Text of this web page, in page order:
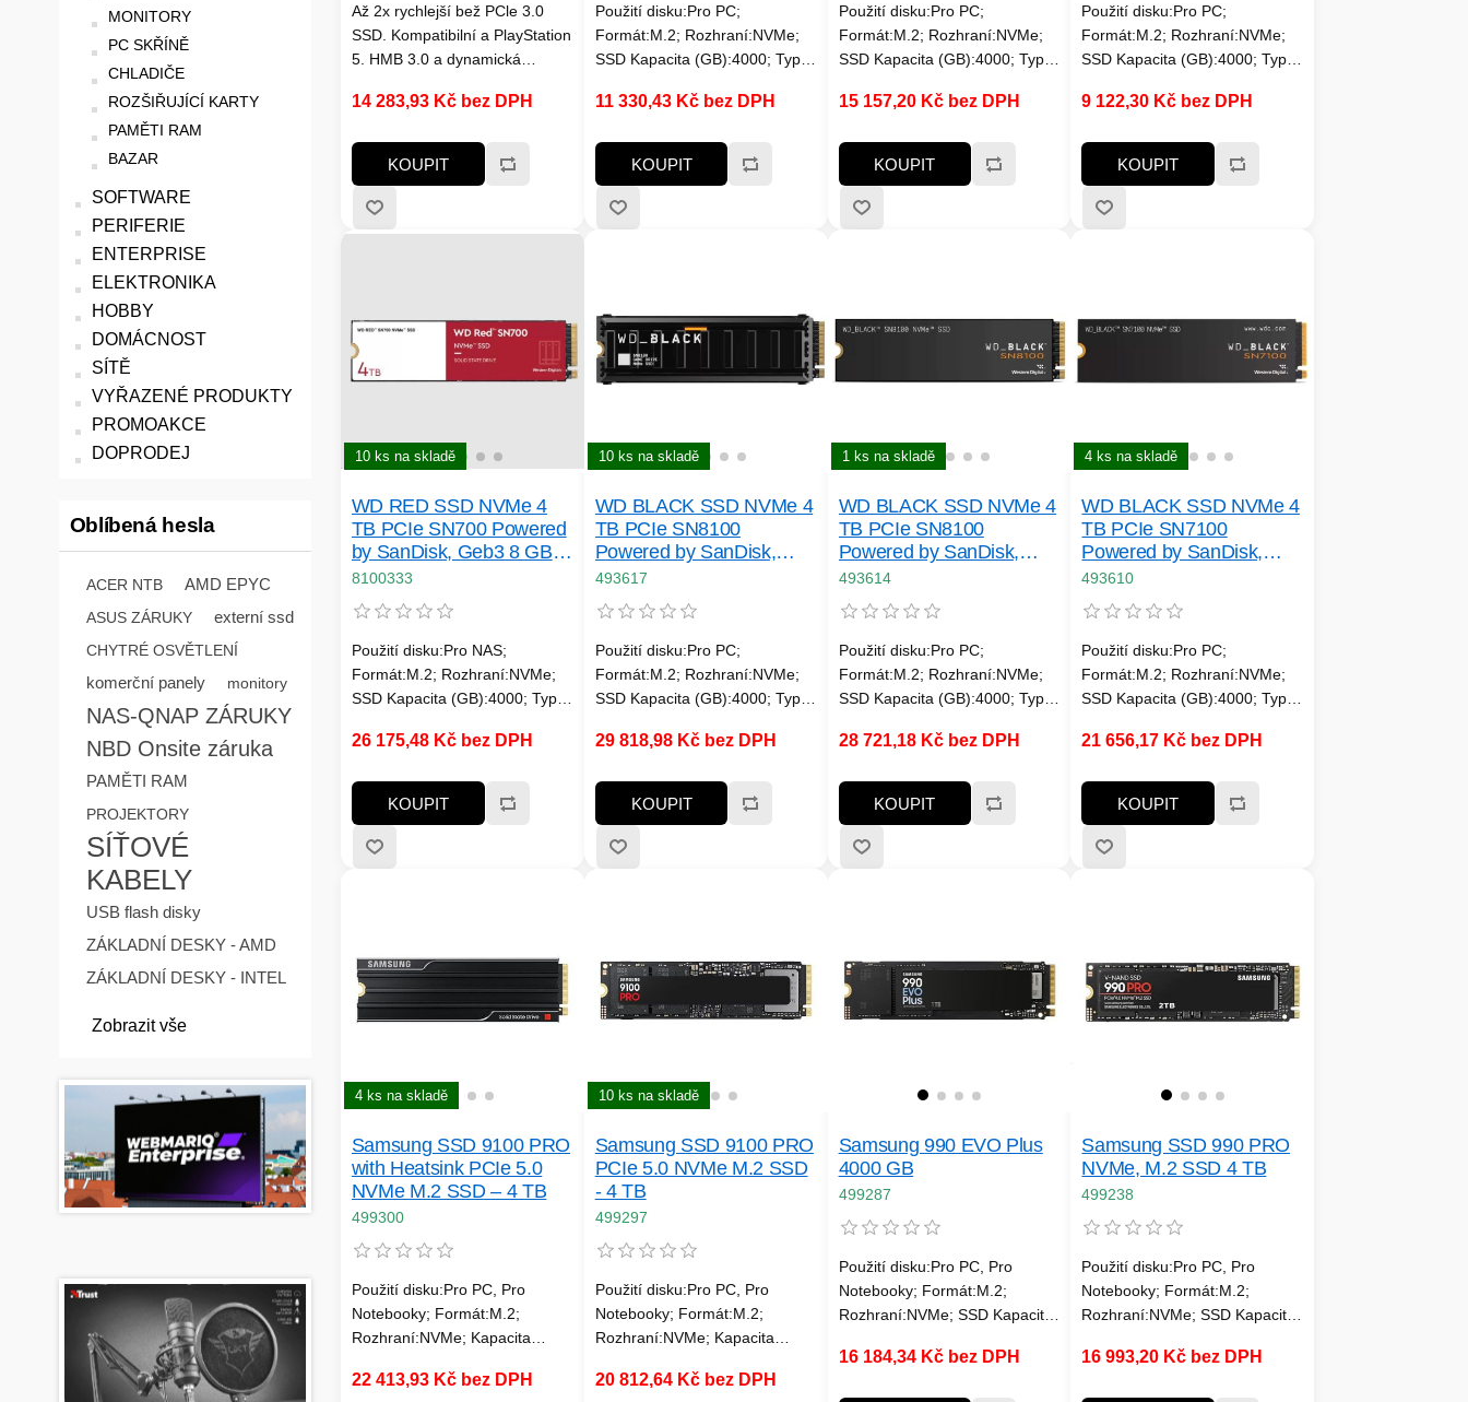
MONITORY
PC SKŘÍNĚ
CHLADIČE
ROZŠIŘUJÍCÍ KARTY
PAMĚTI RAM
BAZAR
SOFTWARE
PERIFERIE
ENTERPRISE
ELEKTRONIKA
HOBBY
DOMÁCNOST
SÍTĚ
VYŘAZENÉ PRODUKTY
PROMOAKCE
DOPRODEJ
Oblíbená hesla
ACER NTB AMD EPYC
ASUS ZÁRUKY externí ssd
CHYTRÉ OSVĚTLENÍ
komerční panely monitory
NAS-QNAP ZÁRUKY
NBD Onsite záruka
PAMĚTI RAM
PROJEKTORY
SÍŤOVÉ
KABELY
USB flash disky
ZÁKLADNÍ DESKY - AMD
ZÁKLADNÍ DESKY - INTEL
Zobrazit vše
Až 2x rychlejší bež PCle 3.0
SSD. Kompatibilní a PlayStation
5. HMB 3.0 a dynamická
pro náročné hráče, profesionály
14 283,93 Kč bez DPH
KOUPIT
Použití disku:Pro PC;
Formát:M.2; Rozhraní:NVMe;
SSD Kapacita (GB):4000; Typ
čtení MB/s:7000MB/s a víc;
MB/s:6000MB/s a víc; Typ
paměti SSD:3D; Životnost
zápisu SSD v TB:Min. 2400
TBW
11 330,43 Kč bez DPH
KOUPIT
Použití disku:Pro PC;
Formát:M.2; Rozhraní:NVMe;
SSD Kapacita (GB):4000; Typ
čtení MB/s:7000MB/s a víc;
MB/s:6000MB/s a víc; Chladič
disku; Životnost zápisu SSD v
TB:Min. 1000 TBW
15 157,20 Kč bez DPH
KOUPIT
Použití disku:Pro PC;
Formát:M.2; Rozhraní:NVMe;
SSD Kapacita (GB):4000; Typ
čtení MB/s:6000MB/s a víc;
MB/s:7000MB/s a víc; Typ
paměti SSD:3D TLC; Životnost
zápisu SSD v TB:Min. 5000
TBW
9 122,30 Kč bez DPH
KOUPIT
10 ks na skladě
WD RED SSD NVMe 4
TB PCIe SN700 Powered
by SanDisk, Geb3 8 GB/
s, (R: 3400/ W: 3100 MB/
s) TBW 5100
8100333
Použití disku:Pro NAS;
Formát:M.2; Rozhraní:NVMe;
SSD Kapacita (GB):4000; Typ
čtení MB/s:3000MB/s a víc;
MB/s:3000MB/s a víc; Životnost
zápisu SSD v TB:Min. 5000
TBW
26 175,48 Kč bez DPH
KOUPIT
10 ks na skladě
WD BLACK SSD NVMe 4
TB PCIe SN8100
Powered by SanDisk,
Gen5, (R: 14900, W:
14000MB/ s), Chladič
493617
Použití disku:Pro PC;
Formát:M.2; Rozhraní:NVMe;
SSD Kapacita (GB):4000; Typ
čtení MB/s:7000MB/s a víc;
MB/s:7000MB/s a víc; Chladič
disku; Životnost zápisu SSD v
TB:Min. 2400 TBW
29 818,98 Kč bez DPH
KOUPIT
1 ks na skladě
WD BLACK SSD NVMe 4
TB PCIe SN8100
Powered by SanDisk,
Gen5, (R: 14900, W:
14000MB/ s)
493614
Použití disku:Pro PC;
Formát:M.2; Rozhraní:NVMe;
SSD Kapacita (GB):4000; Typ
čtení MB/s:7000MB/s a víc;
MB/s:7000MB/s a víc; Životnost
zápisu SSD v TB:Min. 2400
TBW
28 721,18 Kč bez DPH
KOUPIT
4 ks na skladě
WD BLACK SSD NVMe 4
TB PCIe SN7100
Powered by SanDisk,
Gen4, (R: 7250, W:
6900MB/ s)
493610
Použití disku:Pro PC;
Formát:M.2; Rozhraní:NVMe;
SSD Kapacita (GB):4000; Typ
čtení MB/s:7000MB/s a víc;
MB/s:6000MB/s a víc; Životnost
zápisu SSD v TB:Min. 1000
TBW
21 656,17 Kč bez DPH
KOUPIT
4 ks na skladě
Samsung SSD 9100 PRO
with Heatsink PCIe 5.0
NVMe M.2 SSD – 4 TB
499300
Použití disku:Pro PC, Pro
Notebooky; Formát:M.2;
Rozhraní:NVMe; Kapacita
Velikost bufferu (v
22 413,93 Kč bez DPH
10 ks na skladě
Samsung SSD 9100 PRO
PCIe 5.0 NVMe M.2 SSD
- 4 TB
499297
Použití disku:Pro PC, Pro
Notebooky; Formát:M.2;
Rozhraní:NVMe; Kapacita
Velikost bufferu (v
20 812,64 Kč bez DPH
Samsung 990 EVO Plus
4000 GB
499287
Použití disku:Pro PC, Pro
Notebooky; Formát:M.2;
Rozhraní:NVMe; SSD Kapacita
Velikost bufferu (v
16 184,34 Kč bez DPH
Samsung SSD 990 PRO
NVMe, M.2 SSD 4 TB
499238
Použití disku:Pro PC, Pro
Notebooky; Formát:M.2;
Rozhraní:NVMe; SSD Kapacita
Velikost bufferu (v
16 993,20 Kč bez DPH